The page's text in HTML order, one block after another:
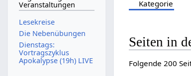
Kategorie
Seiten in
Folgende 200
Veranstaltungen
Lesekreise
Die Nebenübungen
Dienstags:
Vortragszyklus
Apokalypse (19h) LIVE